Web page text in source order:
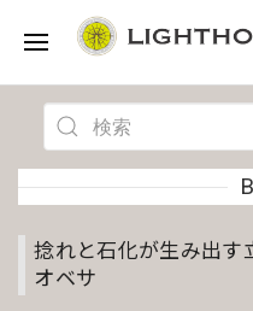
捻れと石化が生み出す
オベサ